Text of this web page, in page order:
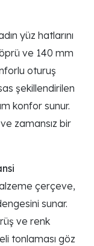
yüz hatlarını
ve 140 mm
oturuş
şekillendirilen
konfor sunur.
zamansız bir
çerçeve,
sunar.
ve renk
tonlaması göz